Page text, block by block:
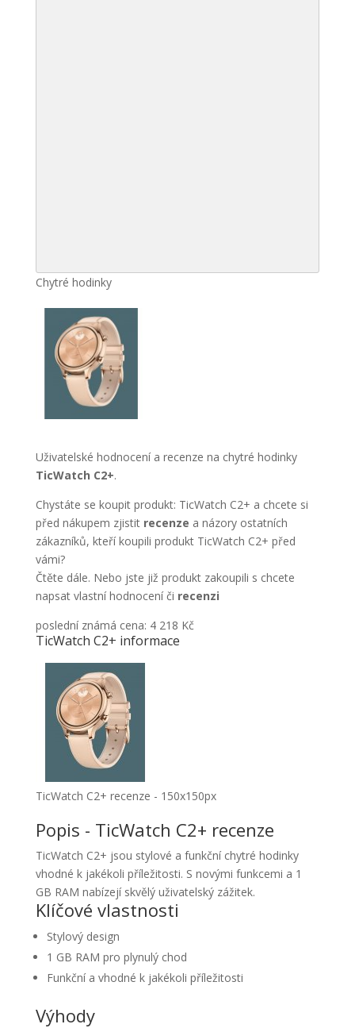
Chytré hodinky
Uživatelské hodnocení a recenze na chytré hodinky
TicWatch C2+.
Chystáte se koupit produkt: TicWatch C2+ a chcete si
před nákupem zjistit recenze a názory ostatních
zákazníků, kteří koupili produkt TicWatch C2+ před
vámi?
Čtěte dále. Nebo jste již produkt zakoupili s chcete
napsat vlastní hodnocení či recenzi
poslední známá cena: 4 218 Kč
TicWatch C2+ informace
TicWatch C2+ recenze - 150x150px
Popis - TicWatch C2+ recenze
TicWatch C2+ jsou stylové a funkční chytré hodinky
vhodné k jakékoli příležitosti. S novými funkcemi a 1
GB RAM nabízejí skvělý uživatelský zážitek.
Klíčové vlastnosti
Stylový design
1 GB RAM pro plynulý chod
Funkční a vhodné k jakékoli příležitosti
Výhody